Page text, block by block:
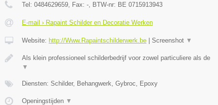
Tel: 0484629659, Fax: -, BTW-nr: BE 0715913943
E-mail › Rapaint Schilder en Decoratie Werken
Website: http://Www.Rapaintschilderwerk.be Screenshot ▼
Als klein professioneel schilderbedrijf voor zowel particuliere als de
▼
Diensten: Schilder, Behangwerk, Gybroc, Epoxy
Openingstijden ▼